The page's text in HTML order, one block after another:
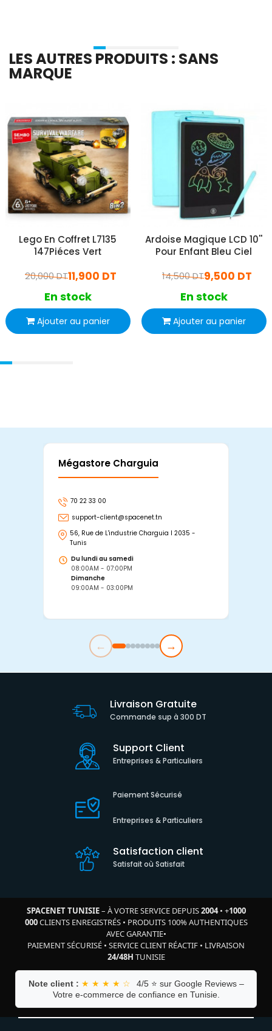
LES AUTRES PRODUITS : SANS
MARQUE
Lego En Coffret L7135
147Piéces Vert
11,900 DT
20,000 DT
En stock
Ajouter au panier
Ardoise Magique LCD 10''
Pour Enfant Bleu Ciel
9,500 DT
14,500 DT
En stock
Ajouter au panier
Mégastore Charguia
70 22 33 00
support-client@spacenet.tn
56, Rue de L'industrie Charguia I 2035 -
Tunis
Du lundi au samedi
08:00AM - 07:00PM
Dimanche
09:00AM - 03:00PM
← →
Livraison Gratuite
Commande sup à 300 DT
Support Client
Entreprises & Particuliers
Paiement Sécurisé
Entreprises & Particuliers
Satisfaction client
Satisfait où Satisfait
SPACENET TUNISIE– À VOTRE SERVICE DEPUIS2004• +1000
000CLIENTS ENREGISTRÉS• PRODUITS 100% AUTHENTIQUES
AVEC GARANTIE•
PAIEMENT SÉCURISÉ • SERVICE CLIENT RÉACTIF • LIVRAISON
24/48H TUNISIE
Note client : ★ ★ ★ ★ ☆
4/5 ⭐ sur Google Reviews –
Votre e-commerce de confiance en Tunisie.